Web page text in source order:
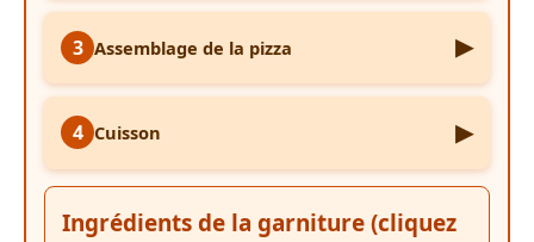
3 Assemblage de la pizza ▶
4 Cuisson ▶
Ingrédients de la garniture (cliquez